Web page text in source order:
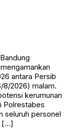
antara Persib
8/2026) malam.
kerumunan
Polrestabes
seluruh personel
[…]